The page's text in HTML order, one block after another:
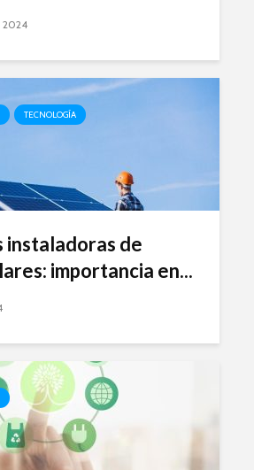
2024
TECNOLOGÍA
instaladoras de
importancia en...